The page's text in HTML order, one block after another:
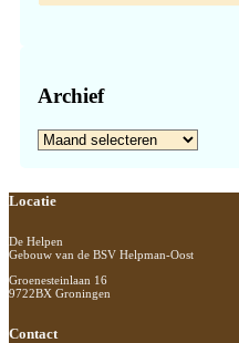
Archief
Archief
Footer
Locatie
De Helpen
Gebouw van de BSV Helpman-Oost
Groenesteinlaan 16
9722BX Groningen
Contact